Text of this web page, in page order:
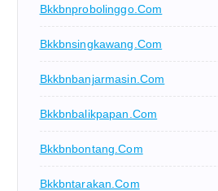
Bkkbnprobolinggo.com
Bkkbnsingkawang.com
Bkkbnbanjarmasin.com
Bkkbnbalikpapan.com
Bkkbnbontang.com
Bkkbntarakan.com